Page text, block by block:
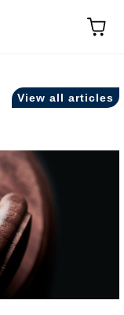
View all articles